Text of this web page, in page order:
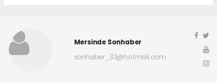
Mersinde Sonhaber
sonhaber_33@hotmail.com